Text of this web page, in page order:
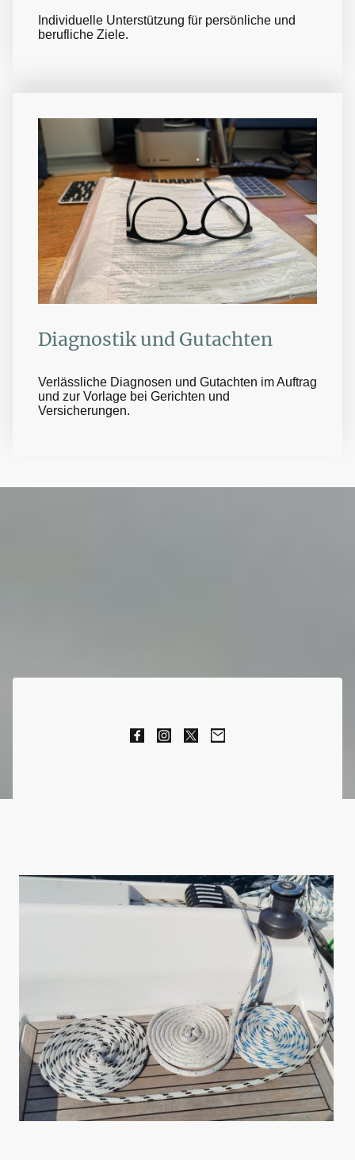
Individuelle Unterstützung für persönliche und
berufliche Ziele.
Diagnostik und Gutachten
Verlässliche Diagnosen und Gutachten im Auftrag
und zur Vorlage bei Gerichten und
Versicherungen.